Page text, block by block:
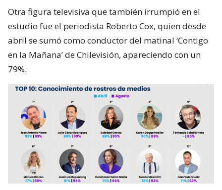
Otra figura televisiva que también irrumpió en el
estudio fue el periodista Roberto Cox, quien desde
abril se sumó como conductor del matinal ‘Contigo
en la Mañana’ de Chilevisión, apareciendo con un
79%.